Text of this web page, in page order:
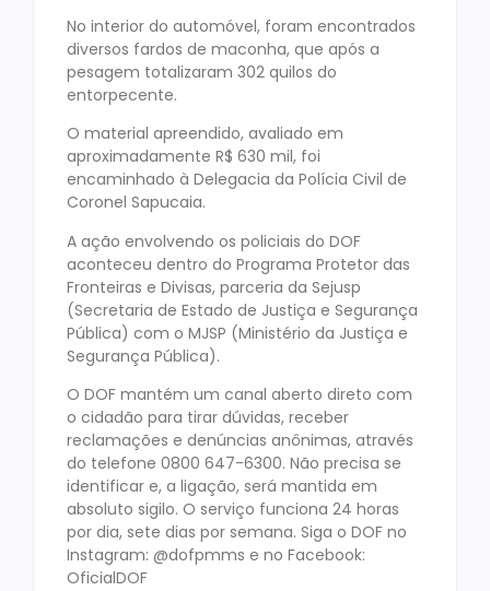
No interior do automóvel, foram encontrados
diversos fardos de maconha, que após a
pesagem totalizaram 302 quilos do
entorpecente.
O material apreendido, avaliado em
aproximadamente R$ 630 mil, foi
encaminhado à Delegacia da Polícia Civil de
Coronel Sapucaia.
A ação envolvendo os policiais do DOF
aconteceu dentro do Programa Protetor das
Fronteiras e Divisas, parceria da Sejusp
(Secretaria de Estado de Justiça e Segurança
Pública) com o MJSP (Ministério da Justiça e
Segurança Pública).
O DOF mantém um canal aberto direto com
o cidadão para tirar dúvidas, receber
reclamações e denúncias anônimas, através
do telefone 0800 647-6300. Não precisa se
identificar e, a ligação, será mantida em
absoluto sigilo. O serviço funciona 24 horas
por dia, sete dias por semana. Siga o DOF no
Instagram: @dofpmms e no Facebook:
OficialDOF